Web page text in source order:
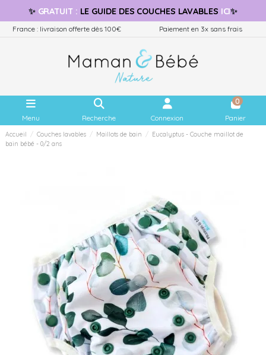
✨ GRATUIT: LE GUIDE DES COUCHES LAVABLES ICI✨
France : livraison offerte dès 100€ Paiement en 3x sans frais
Menu Recherche Connexion
0
Panier
Accueil Couches lavables Maillots de bain
Eucalyptus - Couche maillot de
bain bébé - 0/2 ans